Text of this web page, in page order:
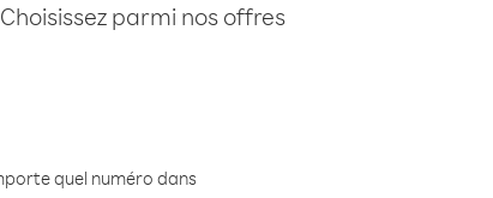
parmi nos offres
quel numéro dans